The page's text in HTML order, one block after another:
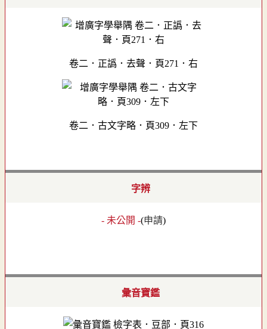
卷二．正譌．去聲．頁271．右
卷二．古文字略．頁309．左下
字辨
- 未公開 -(申請)
彙音寶鑑